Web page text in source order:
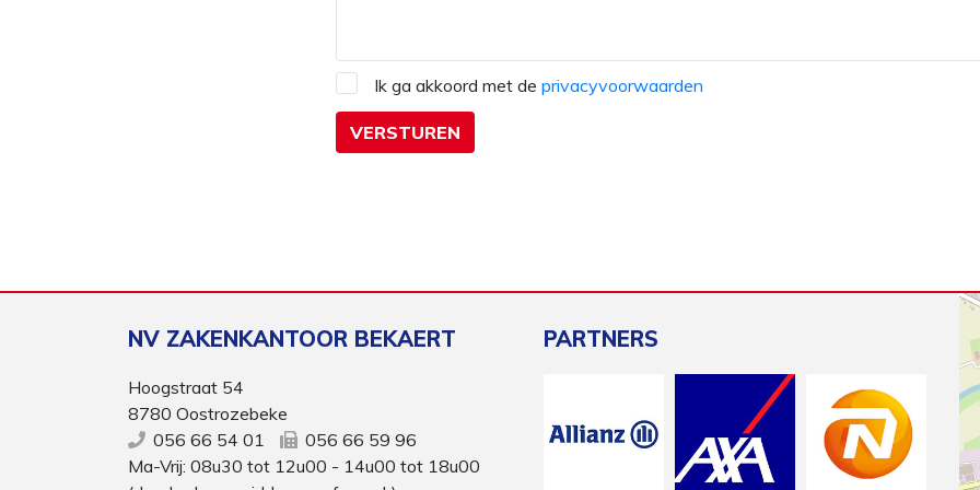
Ik ga akkoord met de privacyvoorwaarden
NV ZAKENKANTOOR BEKAERT
Hoogstraat 54
8780 Oostrozebeke
056 66 54 01
056 66 59 96
Ma-Vrij: 08u30 tot 12u00 - 14u00 tot 18u00
PARTNERS